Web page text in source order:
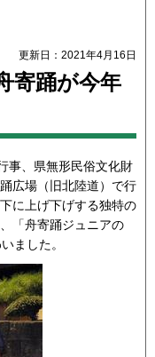
更新日：2021年4月16日
寄踊が今年
事、県無形民俗文化財
広場（旧北陸道）で行
に上げ下げする独特の
「舟寄踊ジュニアの
ました。